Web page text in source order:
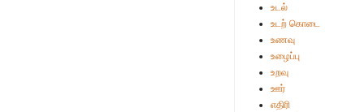
உடல்
உடற் கொடை
உணவு
உழைப்பு
உறவு
ஊர்
எதிரி